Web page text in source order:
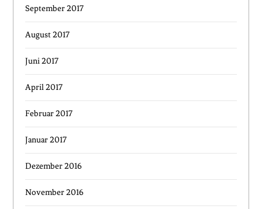
September 2017
August 2017
Juni 2017
April 2017
Februar 2017
Januar 2017
Dezember 2016
November 2016